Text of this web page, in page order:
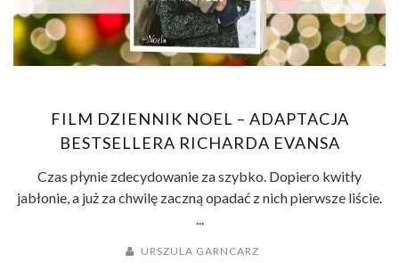
FILM DZIENNIK NOEL – ADAPTACJA
BESTSELLERA RICHARDA EVANSA
Czas płynie zdecydowanie za szybko. Dopiero kwitły
jabłonie, a już za chwilę zaczną opadać z nich pierwsze liście.
URSZULA GARNCARZ